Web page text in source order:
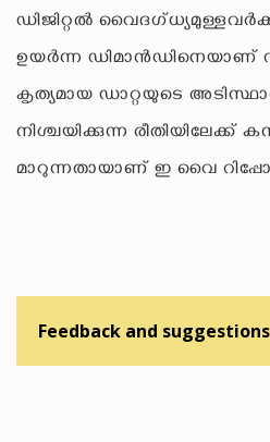
ഡിജിറ്റൽ
ഉയർന്ന ഡിമാൻഡിനെയാണ്
കൃത്യമായ ഡാറ്റയുടെ
നിശ്ചയിക്കുന്ന രീതിയിലേക്ക്
മാറുന്നതായാണ് ഇ വൈ
Feedback and suggestions